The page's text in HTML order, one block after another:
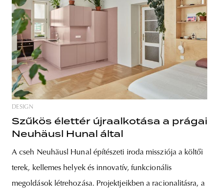
DESIGN
Szűkös élettér újraalkotása a prágai
Neuhäusl Hunal által
A cseh Neuhäusl Hunal építészeti iroda missziója a költői
terek, kellemes helyek és innovatív, funkcionális
megoldások létrehozása. Projektjeikben a racionalitásra, a